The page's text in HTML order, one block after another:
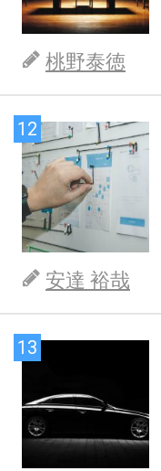
桃野泰徳
12
安達 裕哉
13